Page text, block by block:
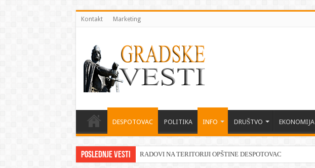
Kontakt Marketing
DESPOTOVAC POLITIKA INFO DRUŠTVO EKONOMIJA
Poslednje vesti RADOVI NA TERITORIJI OPŠTINE DESPOTOVAC